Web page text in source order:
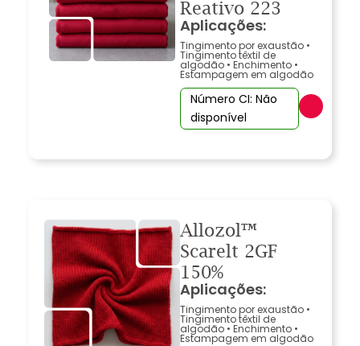
Reativo 223
Aplicações:
Tingimento por exaustão •
Tingimento têxtil de
algodão • Enchimento •
Estampagem em algodão
Número CI: Não
disponível
Allozol™
Scarelt 2GF
150%
Aplicações:
Tingimento por exaustão •
Tingimento têxtil de
algodão • Enchimento •
Estampagem em algodão